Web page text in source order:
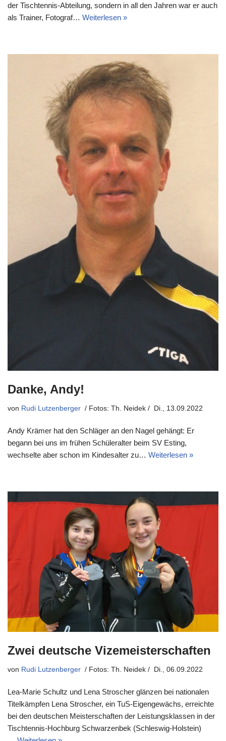
der Tischtennis-Abteilung, sondern in all den Jahren war er auch
als Trainer, Fotograf… Weiterlesen »
Danke, Andy!
von Rudi Lutzenberger Di., 13.09.2022
Andy Krämer hat den Schläger an den Nagel gehängt: Er
begann bei uns im frühen Schüleralter beim SV Esting,
wechselte aber schon im Kindesalter zu… Weiterlesen »
Zwei deutsche Vizemeisterschaften
von Rudi Lutzenberger Di., 06.09.2022
Lea-Marie Schultz und Lena Stroscher glänzen bei nationalen
Titelkämpfen Lena Stroscher, ein TuS-Eigengewächs, erreichte
bei den deutschen Meisterschaften der Leistungsklassen in der
Tischtennis-Hochburg Schwarzenbek (Schleswig-Holstein)